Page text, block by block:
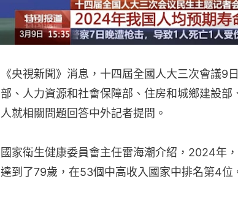
《央視新聞》消息，十四屆全國人大三次會議9
部、人力資源和社會保障部、住房和城鄉建設部
人就相關問題回答中外記者提問。
國家衛生健康委員會主任雷海潮介紹，2024年
達到了79歲，在53個中高收入國家中排名第4位